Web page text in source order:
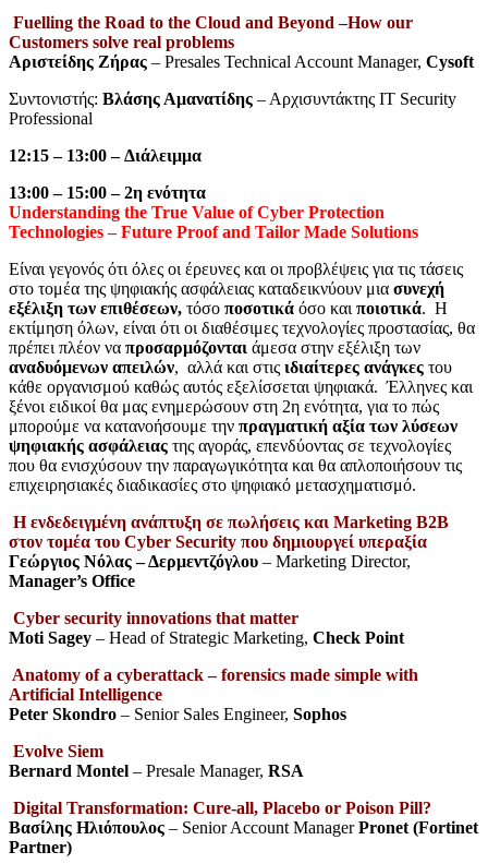
Fuelling the Road to the Cloud and Beyond –How our
Customers solve real problems
Αριστείδης Ζήρας – Presales Technical Account Manager, Cysoft
Συντονιστής: Βλάσης Αμανατίδης – Αρχισυντάκτης IT Security
Professional
12:15 – 13:00 –Διάλειμμα
13:00 – 15:00 – 2η ενότητα
Understanding the True Value of Cyber Protection
Technologies – Future Proof and Tailor Made Solutions
Είναι γεγονός ότι όλες οι έρευνες και οι προβλέψεις για τις τάσεις
στο τομέα της ψηφιακής ασφάλειας καταδεικνύουν μια συνεχή
εξέλιξη των επιθέσεων, τόσο ποσοτικά όσο και ποιοτικά. Η
εκτίμηση όλων, είναι ότι οι διαθέσιμες τεχνολογίες προστασίας, θα
πρέπει πλέον να προσαρμόζονται άμεσα στην εξέλιξη των
αναδυόμενων απειλών, αλλά και στις ιδιαίτερες ανάγκες του
κάθε οργανισμού καθώς αυτός εξελίσσεται ψηφιακά. Έλληνες και
ξένοι ειδικοί θα μας ενημερώσουν στη 2η ενότητα, για το πώς
μπορούμε να κατανοήσουμε την πραγματική αξία των λύσεων
ψηφιακής ασφάλειας της αγοράς, επενδύοντας σε τεχνολογίες
που θα ενισχύσουν την παραγωγικότητα και θα απλοποιήσουν τις
επιχειρησιακές διαδικασίες στο ψηφιακό μετασχηματισμό.
Η ενδεδειγμένη ανάπτυξη σε πωλήσεις και Marketing B2B
στον τομέα του Cyber Security που δημιουργεί υπεραξία
Γεώργιος Νόλας – Δερμεντζόγλου – Marketing Director,
Manager’s Office
Cyber security innovations that matter
Moti Sagey – Head of Strategic Marketing, Check Point
Anatomy of a cyberattack – forensics made simple with
Artificial Intelligence
Peter Skondro – Senior Sales Engineer, Sophos
Evolve Siem
Bernard Montel – Presale Manager, RSA
Digital Transformation: Cure-all, Placebo or Poison Pill?
Βασίλης Ηλιόπουλος – Senior Account ManagerPronet (Fortinet
Partner)